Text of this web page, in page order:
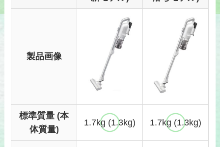
製品画像
標準質量 (本
体質量)
1.7kg (1.3kg) 1.7kg (1.3kg)